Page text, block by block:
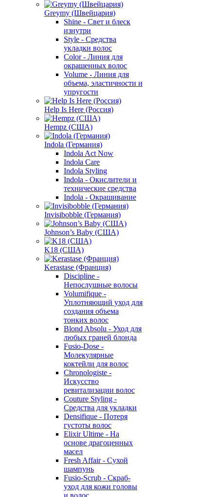
Greymy (Швейцария)
Shine - Свет и блеск
изнутри
Style - Средства
укладки волос
Color - Линия для
окрашенных волос
Volume - Линия для
объема, эластичности и
упругости
Help Is Here (Россия)
Hempz (США)
Indola (Германия)
Indola Act Now
Indola Care
Indola Styling
Indola - Окислители и
технические средства
Indola - Окрашивание
Invisibobble (Германия)
Johnson’s Baby (США)
K18 (США)
Kerastase (Франция)
Discipline -
Непослушные волосы
Volumifique -
Уплотняющий уход для
создания объема
тонких волос
Blond Absolu - Уход для
любых граней блонда
Fusio-Dose -
Молекулярные
коктейли для волос
Chronologiste -
Искусство
ревитализации волос
Couture Styling -
Средства для укладки
Densifique - Потеря
густоты волос
Elixir Ultime - На
основе драгоценных
масел
Fresh Affair - Сухой
шампунь
Fusio-Scrub - Скраб-
уход для кожи головы
и волос